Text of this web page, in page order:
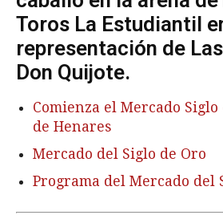
Toros La Estudiantil
representación de
Don Quijote.
Comienza el Mercado
de Henares
Mercado del Siglo de Oro
Programa del Mercado del